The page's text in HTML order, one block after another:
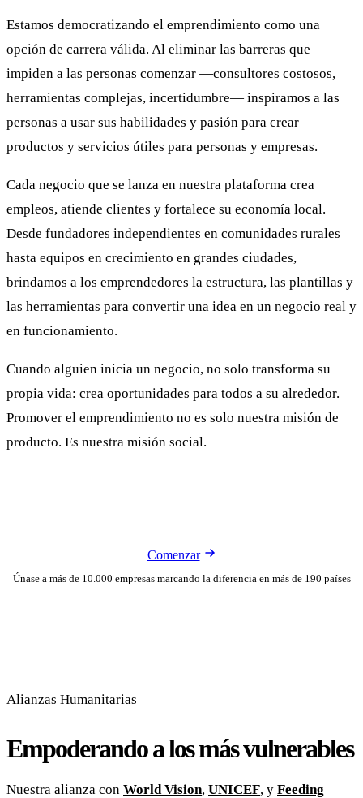
Estamos democratizando el emprendimiento como una
opción de carrera válida. Al eliminar las barreras que
impiden a las personas comenzar —consultores costosos,
herramientas complejas, incertidumbre— inspiramos a las
personas a usar sus habilidades y pasión para crear
productos y servicios útiles para personas y empresas.
Cada negocio que se lanza en nuestra plataforma crea
empleos, atiende clientes y fortalece su economía local.
Desde fundadores independientes en comunidades rurales
hasta equipos en crecimiento en grandes ciudades,
brindamos a los emprendedores la estructura, las plantillas y
las herramientas para convertir una idea en un negocio real y
en funcionamiento.
Cuando alguien inicia un negocio, no solo transforma su
propia vida: crea oportunidades para todos a su alrededor.
Promover el emprendimiento no es solo nuestra misión de
producto. Es nuestra misión social.
Comenzar
Únase a más de 10.000 empresas marcando la diferencia en más de 190 países
Alianzas Humanitarias
Empoderando a los más vulnerables
Nuestra alianza con World Vision, UNICEF, y Feeding